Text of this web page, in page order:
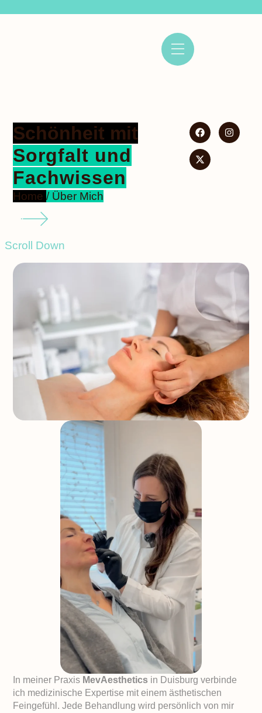
Schönheit mit
Sorgfalt und
Fachwissen
Home/ Über Mich
Scroll Down
In meiner Praxis MevAesthetics in Duisburg verbinde
ich medizinische Expertise mit einem ästhetischen
Feingefühl. Jede Behandlung wird persönlich von mir